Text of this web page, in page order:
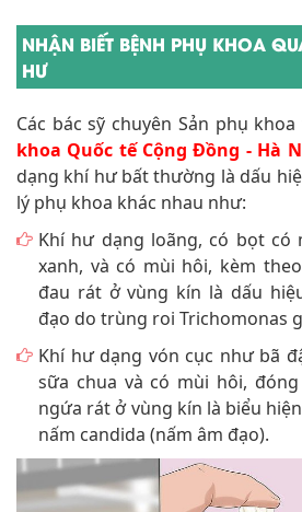
NHẬN BIẾT BỆNH PHỤ KHOA
HƯ
Các bác sỹ chuyên Sản phụ khoa
khoa Quốc tế Cộng Đồng - Hà
dạng khí hư bất thường là dấu
lý phụ khoa khác nhau như:
Khí hư dạng loãng, có bọt có
xanh, và có mùi hôi, kèm
đau rát ở vùng kín là dấu
đạo do trùng roi Trichomonas
Khí hư dạng vón cục như bã
sữa chua và có mùi hôi,
ngứa rát ở vùng kín là biểu
nấm candida (nấm âm đạo).